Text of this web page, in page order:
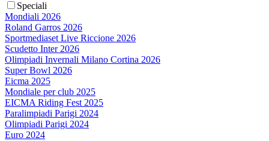
Speciali
Mondiali 2026
Roland Garros 2026
Sportmediaset Live Riccione 2026
Scudetto Inter 2026
Olimpiadi Invernali Milano Cortina 2026
Super Bowl 2026
Eicma 2025
Mondiale per club 2025
EICMA Riding Fest 2025
Paralimpiadi Parigi 2024
Olimpiadi Parigi 2024
Euro 2024